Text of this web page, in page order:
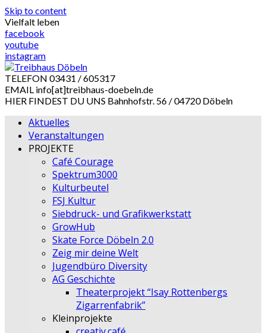
Skip to content
Vielfalt leben
facebook
youtube
instagram
TELEFON 03431 / 605317
EMAIL info[at]treibhaus-doebeln.de
HIER FINDEST DU UNS Bahnhofstr. 56 / 04720 Döbeln
Aktuelles
Veranstaltungen
PROJEKTE
Café Courage
Spektrum3000
Kulturbeutel
FSJ Kultur
Siebdruck- und Grafikwerkstatt
GrowHub
Skate Force Döbeln 2.0
Zeig mir deine Welt
Jugendbüro Diversity
AG Geschichte
Theaterprojekt “Isay Rottenbergs
Zigarrenfabrik”
Kleinprojekte